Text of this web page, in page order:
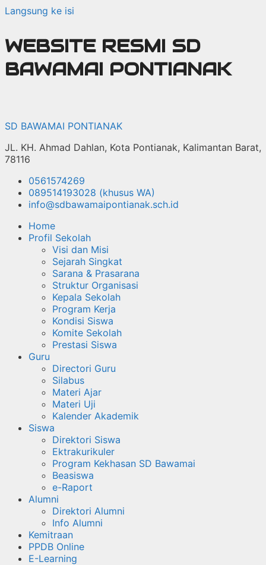
Langsung ke isi
WEBSITE RESMI SD
BAWAMAI PONTIANAK
SD BAWAMAI PONTIANAK
JL. KH. Ahmad Dahlan, Kota Pontianak, Kalimantan Barat,
78116
0561574269
089514193028 (khusus WA)
info@sdbawamaipontianak.sch.id
Home
Profil Sekolah
Visi dan Misi
Sejarah Singkat
Sarana & Prasarana
Struktur Organisasi
Kepala Sekolah
Program Kerja
Kondisi Siswa
Komite Sekolah
Prestasi Siswa
Guru
Directori Guru
Silabus
Materi Ajar
Materi Uji
Kalender Akademik
Siswa
Direktori Siswa
Ektrakurikuler
Program Kekhasan SD Bawamai
Beasiswa
e-Raport
Alumni
Direktori Alumni
Info Alumni
Kemitraan
PPDB Online
E-Learning